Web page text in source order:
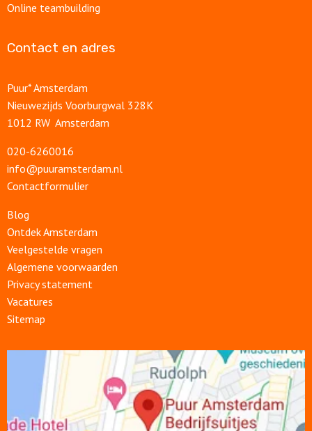
Online teambuilding
Contact en adres
Puur* Amsterdam
Nieuwezijds Voorburgwal 328K
1012 RW Amsterdam
020-6260016
info@puuramsterdam.nl
Contactformulier
Blog
Ontdek Amsterdam
Veelgestelde vragen
Algemene voorwaarden
Privacy statement
Vacatures
Sitemap